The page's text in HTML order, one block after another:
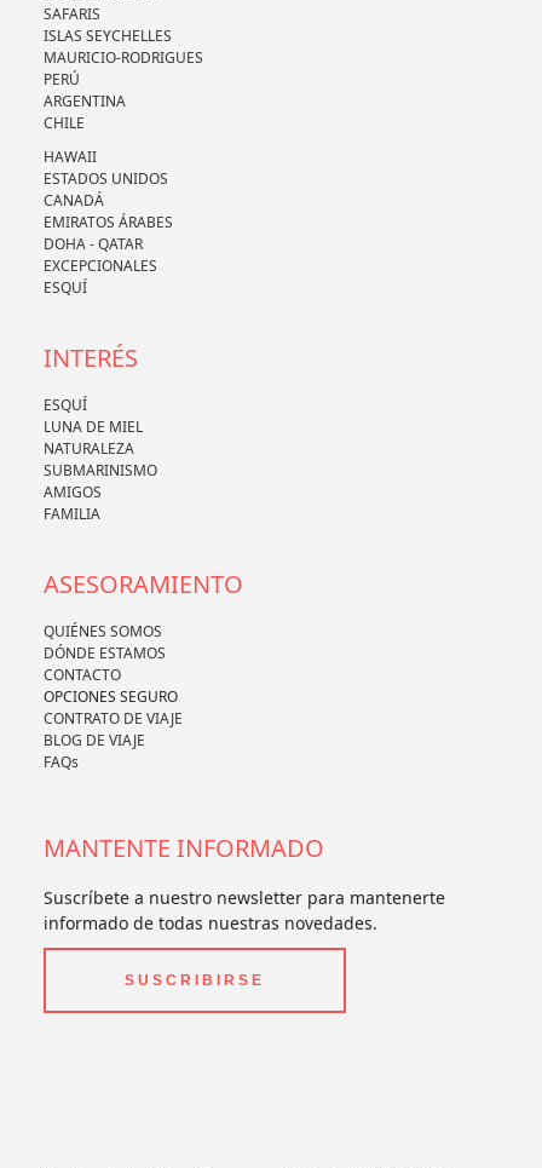
SAFARIS
ISLAS SEYCHELLES
MAURICIO-RODRIGUES
PERÚ
ARGENTINA
CHILE
HAWAII
ESTADOS UNIDOS
CANADÁ
EMIRATOS ÁRABES
DOHA - QATAR
EXCEPCIONALES
ESQUÍ
INTERÉS
ESQUÍ
LUNA DE MIEL
NATURALEZA
SUBMARINISMO
AMIGOS
FAMILIA
ASESORAMIENTO
QUIÉNES SOMOS
DÓNDE ESTAMOS
CONTACTO
OPCIONES SEGURO
CONTRATO DE VIAJE
BLOG DE VIAJE
FAQs
MANTENTE INFORMADO
Suscríbete a nuestro newsletter para mantenerte
informado de todas nuestras novedades.
SUSCRIBIRSE